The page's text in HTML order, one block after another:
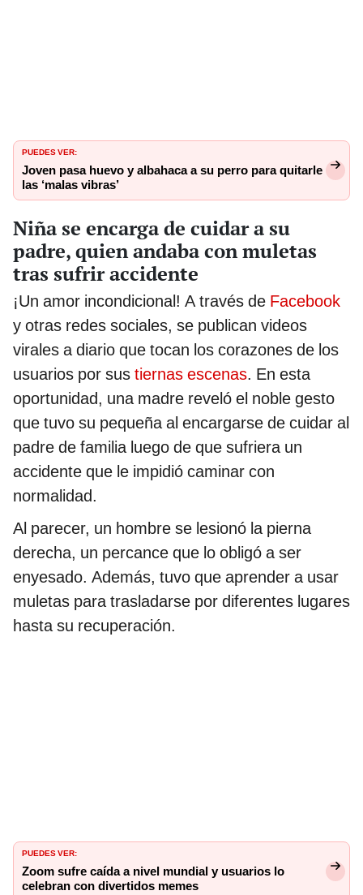
PUEDES VER:
Joven pasa huevo y albahaca a su perro para quitarle
las ‘malas vibras’
Niña se encarga de cuidar a su
padre, quien andaba con muletas
tras sufrir accidente
¡Un amor incondicional! A través de Facebook
y otras redes sociales, se publican videos
virales a diario que tocan los corazones de los
usuarios por sus tiernas escenas. En esta
oportunidad, una madre reveló el noble gesto
que tuvo su pequeña al encargarse de cuidar al
padre de familia luego de que sufriera un
accidente que le impidió caminar con
normalidad.
Al parecer, un hombre se lesionó la pierna
derecha, un percance que lo obligó a ser
enyesado. Además, tuvo que aprender a usar
muletas para trasladarse por diferentes lugares
hasta su recuperación.
PUEDES VER:
Zoom sufre caída a nivel mundial y usuarios lo
celebran con divertidos memes